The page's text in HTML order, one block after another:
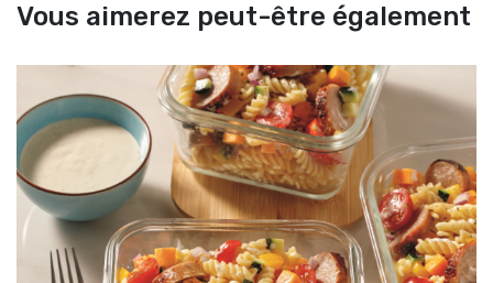
Vous aimerez peut-être également